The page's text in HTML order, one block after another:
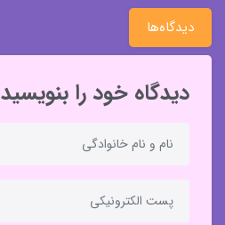
دیدگاه‌ها
دیدگاه خود را بنویسید